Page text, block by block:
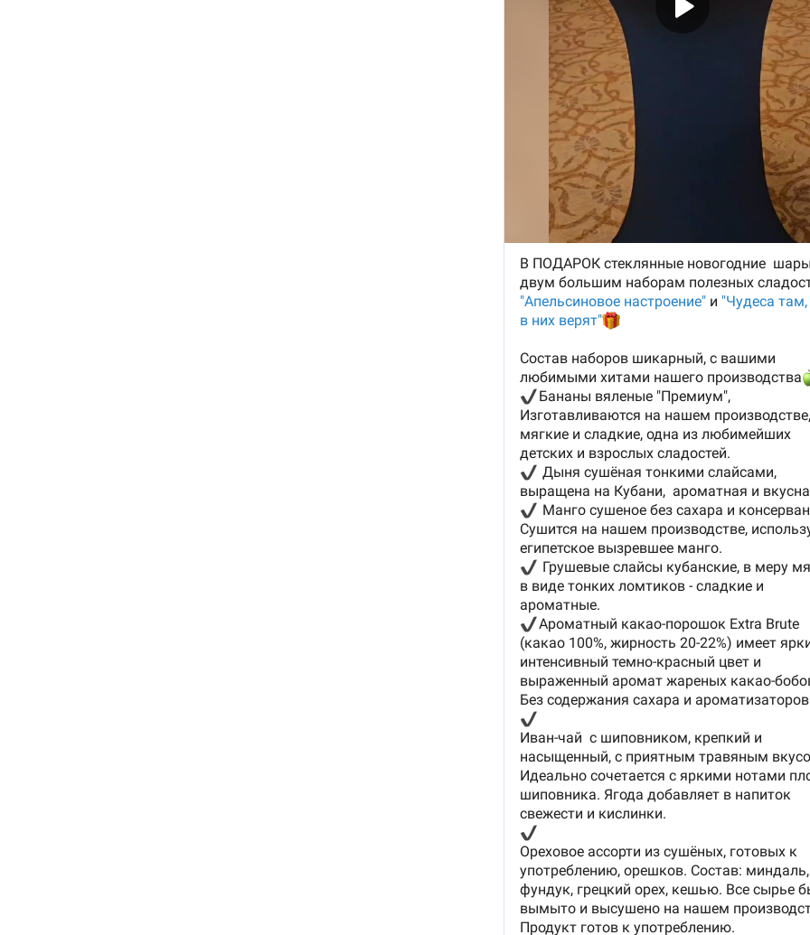
орехи не проходили промышленную
отбеливание. Все сырье было вымыто и
высушено на нашем производстве. Продукт
к употреблению, 100 г.
Яблочные слайсы с кожурой.
Орловских сезонных яблок без применения
консервантов, 40 г.
Курага без косточки,
в составе только
без обработки консервантом, 200 г
Чернослив натуральный
Ассорти сухофруктов
(вяленый банан,
яблочные слайсы, грушевые слайсы, киви,
апельсин, персик, дыня в зависимости от
на производстве), 80 г.
Пастилайсы рулетики(яблоко-слива-мед,
яблоко-черноплодная рябина-мед, или
банан, в зависимости от наличия), 100 г.
Полезный завтрак"Гречневые хлопья с
бананом и кешью", 220 г. Изготавливаются
ядрицы с сохранением клетчатки и белка.
завтрак даёт сытость без ощущения тяжести,
при этом, нормализует обмен веществ.
Паштет утиный с черной смородиной,
приготовлен без добавления
усилителей вкуса, 100 г.
Паштет утиный с грибами,приготовлен
добавления консервантов и усилителей
Открытка в чёрно-золотистых тонах.
И всё это красиво упаковано в стильную
с надписью "Чудеса там, где в них верят" с
золотистой лентой из органзы.
Размер коробки: 30x25x15
В нашем ассортименте есть целая линейка
подарочных наборов для педагогов,
мужчин и детей. Подробнее можно
с ними в разделах "Подари педагогу", "
Подари женщине", "Подари мужчине" и